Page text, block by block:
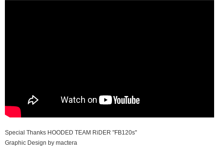
Special Thanks HOODED TEAM RiDER "FB120s"
Graphic Design by mactera